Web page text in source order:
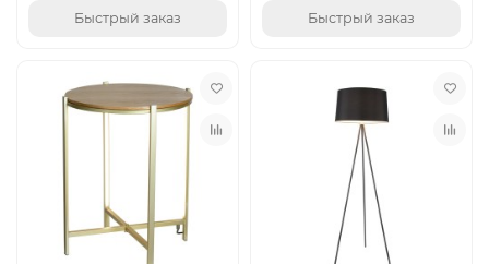
Быстрый заказ Быстрый заказ